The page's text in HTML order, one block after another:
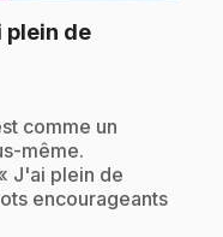
plein de
comme un
même.
J'ai plein de
encourageants